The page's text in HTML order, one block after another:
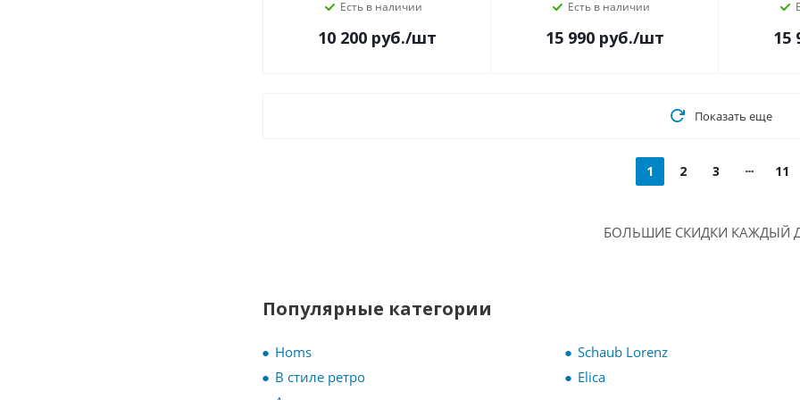
Есть в наличии
10 200 руб./шт
Есть в наличии
15 990 руб./шт 15
Показать еще
1 2 3 11
БОЛЬШИЕ СКИДКИ КАЖДЫЙ
Популярные категории
Homs
Schaub Lorenz
В стиле ретро
Elica